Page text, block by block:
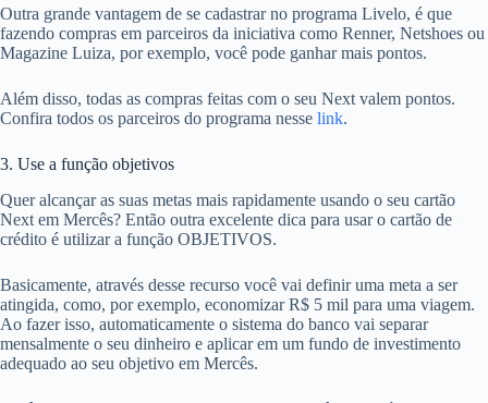
Outra grande vantagem de se cadastrar no programa Livelo, é que
fazendo compras em parceiros da iniciativa como Renner, Netshoes ou
Magazine Luiza, por exemplo, você pode ganhar mais pontos.
Além disso, todas as compras feitas com o seu Next valem pontos.
Confira todos os parceiros do programa nesse link.
3. Use a função objetivos
Quer alcançar as suas metas mais rapidamente usando o seu cartão
Next em Mercês? Então outra excelente dica para usar o cartão de
crédito é utilizar a função OBJETIVOS.
Basicamente, através desse recurso você vai definir uma meta a ser
atingida, como, por exemplo, economizar R$ 5 mil para uma viagem.
Ao fazer isso, automaticamente o sistema do banco vai separar
mensalmente o seu dinheiro e aplicar em um fundo de investimento
adequado ao seu objetivo em Mercês.